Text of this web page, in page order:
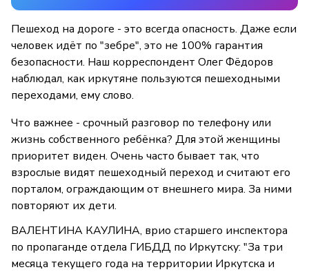
Пешеход на дороге - это всегда опасность. Даже если
человек идёт по "зебре", это не 100% гарантия
безопасности. Наш корреспондент Олег Фёдоров
наблюдал, как иркутяне пользуются пешеходными
переходами, ему слово.
Что важнее - срочный разговор по телефону или
жизнь собственного ребёнка? Для этой женщины
приоритет виден. Очень часто бывает так, что
взрослые видят пешеходный переход и считают его
порталом, ограждающим от внешнего мира. За ними
повторяют их дети.
ВАЛЕНТИНА КАУЛИНА, врио старшего инспектора
по пропаганде отдела ГИБДД по Иркутску: "За три
месяца текущего года на территории Иркутска и